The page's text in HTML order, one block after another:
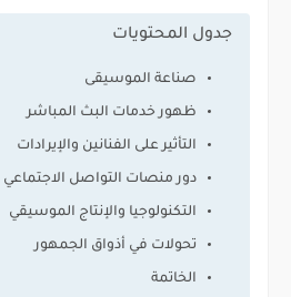
جدول المحتويات
صناعة الموسيقى
ظهور خدمات البث المباشر
التأثير على الفنانين والإيرادات
دور منصات التواصل الاجتماعي
التكنولوجيا والإنتاج الموسيقي
تحولات في أذواق الجمهور
الخاتمة